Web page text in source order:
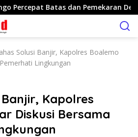
Batas dan Pemekaran Desa
Solusi Banjir, Kapolres Boalemo
Lingkungan
Kapolres
Diskusi Bersama